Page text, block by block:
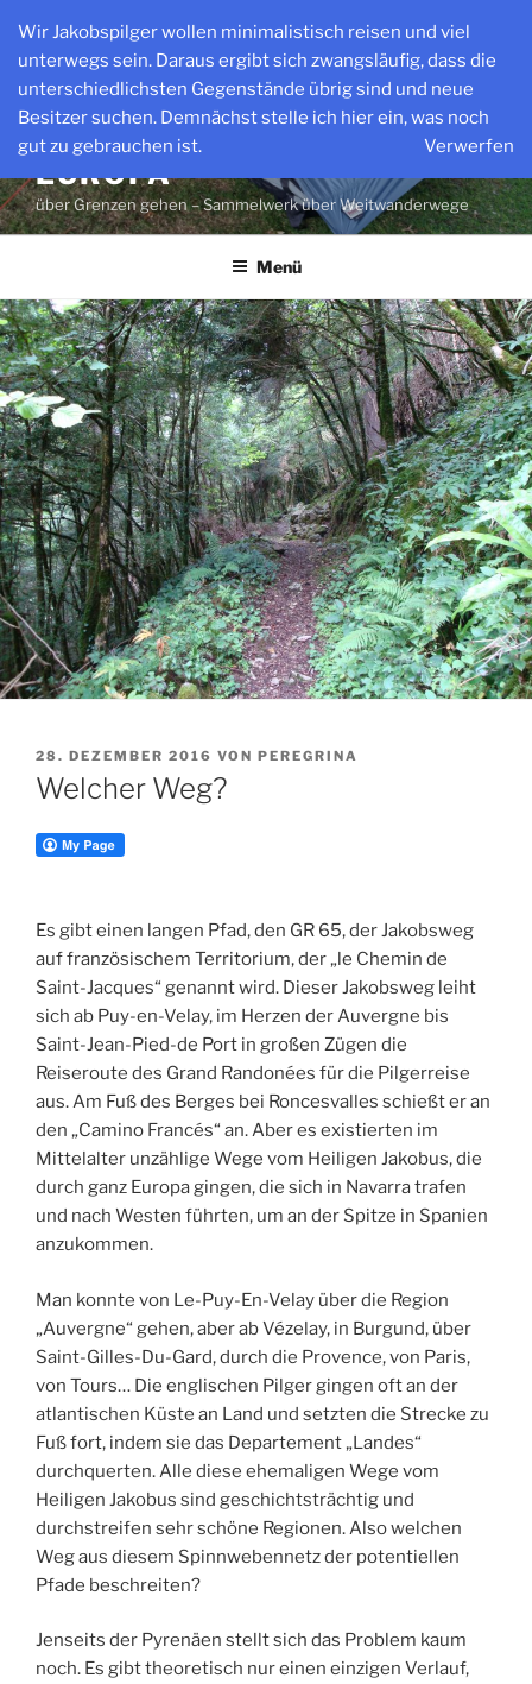
Wir Jakobspilger wollen minimalistisch reisen und viel
unterwegs sein. Daraus ergibt sich zwangsläufig, dass die
unterschiedlichsten Gegenstände übrig sind und neue
Besitzer suchen. Demnächst stelle ich hier ein, was noch
gut zu gebrauchen ist.
Verwerfen
Inhalt
springen
WEITWANDERWEGE IN
EUROPA
über Grenzen gehen – Sammelwerk über Weitwanderwege
Menü
VERÖFFENTLICHT
AM
28. DEZEMBER 2016 VON PEREGRINA
Welcher Weg?
Es gibt einen langen Pfad, den GR 65, der Jakobsweg
auf französischem Territorium, der „le Chemin de
Saint-Jacques“ genannt wird. Dieser Jakobsweg leiht
sich ab Puy-en-Velay, im Herzen der Auvergne bis
Saint-Jean-Pied-de Port in großen Zügen die
Reiseroute des Grand Randonées für die Pilgerreise
aus. Am Fuß des Berges bei Roncesvalles schießt er an
den „Camino Francés“ an. Aber es existierten im
Mittelalter unzählige Wege vom Heiligen Jakobus, die
durch ganz Europa gingen, die sich in Navarra trafen
und nach Westen führten, um an der Spitze in Spanien
anzukommen.
Man konnte von Le-Puy-En-Velay über die Region
„Auvergne“ gehen, aber ab Vézelay, in Burgund, über
Saint-Gilles-Du-Gard, durch die Provence, von Paris,
von Tours… Die englischen Pilger gingen oft an der
atlantischen Küste an Land und setzten die Strecke zu
Fuß fort, indem sie das Departement „Landes“
durchquerten. Alle diese ehemaligen Wege vom
Heiligen Jakobus sind geschichtsträchtig und
durchstreifen sehr schöne Regionen. Also welchen
Weg aus diesem Spinnwebennetz der potentiellen
Pfade beschreiten?
Jenseits der Pyrenäen stellt sich das Problem kaum
noch. Es gibt theoretisch nur einen einzigen Verlauf,